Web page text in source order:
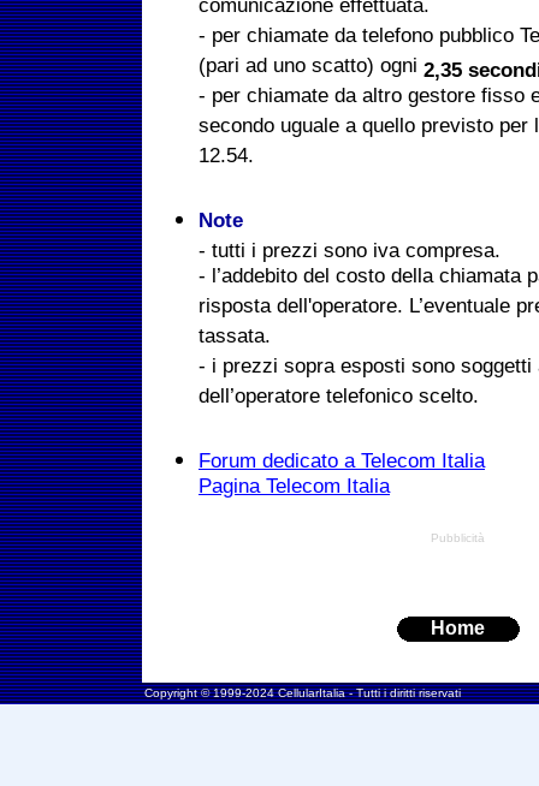
comunicazione effettuata.
- per chiamate da telefono pubblico
(pari ad uno scatto) ogni 2,35
- per chiamate da altro gestore fisso
secondo uguale a quello previsto
12.54.
Note
- tutti i prezzi sono iva compresa.
- l’addebito del costo della chiamata
risposta dell'operatore. L’eventuale
tassata.
- i prezzi sopra esposti sono
dell’operatore telefonico scelto.
Forum dedicato a Telecom Italia
Pagina Telecom Italia
Pubblicità
Home
Copyright © 1999-2024 CellularItalia - Tutti i diritti riservati